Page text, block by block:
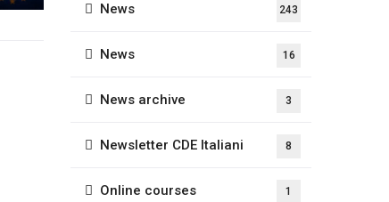
News 243
News 16
News archive 3
Newsletter CDE Italiani 8
Online courses 1